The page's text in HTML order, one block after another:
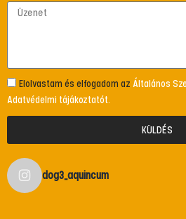
Elolvastam és elfogadom az Általános
Adatvédelmi tájákoztatót.
KÜLDÉS
dog3_aquincum